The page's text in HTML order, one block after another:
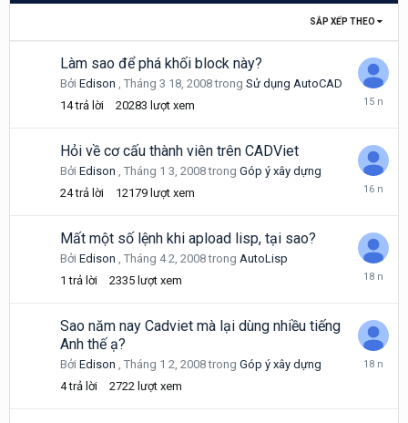
SẮP XẾP THEO
Làm sao để phá khối block này?
Bởi Edison , Tháng 3 18, 2008trong Sử dụng AutoCAD
14 trả lời 20283 lượt xem
Tháng
2010
Hỏi về cơ cấu thành viên trên CADViet
Bởi Edison , Tháng 1 3, 2008trong Góp ý xây dựng
24 trả lời 12179 lượt xem
Tháng
2009
Mất một số lệnh khi apload lisp, tại sao?
Bởi Edison , Tháng 4 2, 2008trong AutoLisp
1 trả lời 2335 lượt xem
Tháng
2008
Sao năm nay Cadviet mà lại dùng nhiều tiếng
Anh thế ạ?
Bởi Edison , Tháng 1 2, 2008trong Góp ý xây dựng
4 trả lời 2722 lượt xem
Tháng